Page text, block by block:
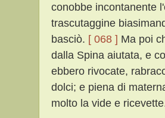
conobbe incontanente
trascutaggine
basciò. [ 068 ] Ma poi
dalla Spina aiutata, e
ebbero rivocate,
dolci; e piena di
molto la vide e